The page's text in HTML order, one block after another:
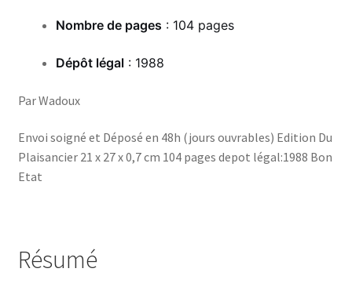
Nombre de pages : 104 pages
Dépôt légal: 1988
Par Wadoux
Envoi soigné et Déposé en 48h (jours ouvrables) Edition Du
Plaisancier 21 x 27 x 0,7 cm 104 pages depot légal:1988 Bon
Etat
Résumé